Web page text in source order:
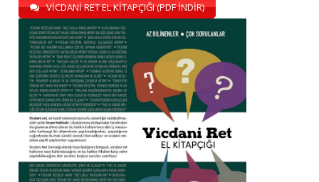
VİCDANİ RET EL KİTAPÇIĞI (PDF İNDİR)